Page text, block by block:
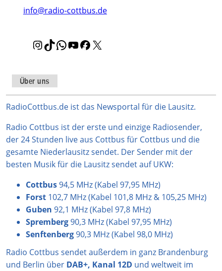
info@radio-cottbus.de
I
t
a
g
a
m
T
o
k
W
s
A
p
Y
u
b
F
b
o
k
Über uns
RadioCottbus.de ist das Newsportal für die Lausitz.
Radio Cottbus ist der erste und einzige Radiosender,
der 24 Stunden live aus Cottbus für Cottbus und die
gesamte Niederlausitz sendet. Der Sender mit der
besten Musik für die Lausitz sendet auf UKW:
Cottbus94,5 MHz (Kabel 97,95 MHz)
Forst 102,7 MHz (Kabel 101,8 MHz & 105,25 MHz)
Guben 92,1 MHz (Kabel 97,8 MHz)
Spremberg90,3 MHz (Kabel 97,95 MHz)
Senftenberg90,3 MHz (Kabel 98,0 MHz)
Radio Cottbus sendet außerdem in ganz Brandenburg
und Berlin über DAB+, Kanal 12D und weltweit im